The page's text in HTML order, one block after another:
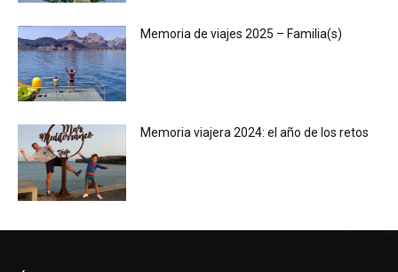
Memoria de viajes 2025 – Familia(s)
Memoria viajera 2024: el año de los retos